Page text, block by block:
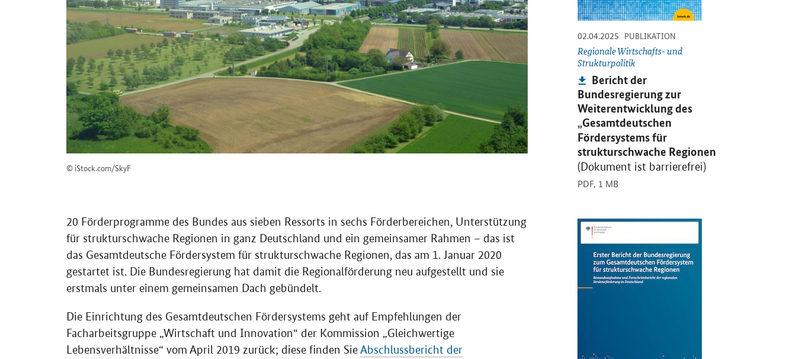
© iStock.com/SkyF
20 Förderprogramme des Bundes aus sieben Ressorts in sechs Förderbereichen, Unterstützung
für strukturschwache Regionen in ganz Deutschland und ein gemeinsamer Rahmen – das ist
das Gesamtdeutsche Fördersystem für strukturschwache Regionen, das am 1. Januar 2020
gestartet ist. Die Bundesregierung hat damit die Regionalförderung neu aufgestellt und sie
erstmals unter einem gemeinsamen Dach gebündelt.
Die Einrichtung des Gesamtdeutschen Fördersystems geht auf Empfehlungen der
Facharbeitsgruppe „Wirtschaft und Innovation“ der Kommission „Gleichwertige
Lebensverhältnisse“ vom April 2019 zurück; diese finden SieAbschlussbericht der
02.04.2025 -PUBLIKATION-
Regionale Wirtschafts- und
Strukturpolitik
Publikation:
Bericht der
Bundesregierung zur
Weiterentwicklung des
„Gesamtdeutschen
Fördersystems für
strukturschwache Regionen
(Dokument ist barrierefrei)
PDF, 1 MB
Öffnet PDF "Erster Bericht der Bundesregierung zum